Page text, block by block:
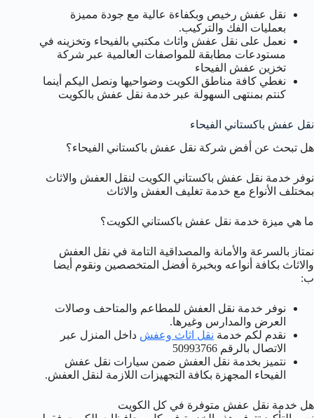
نقل عفش رخيص وبكفاءة عالية مع جودة مميزة
بعمليات الفك والتركيب.
نعمل على نقل عفش واثاث مكتبي بالفيحاء وتخزينه في
مستودعات مطابقة للمواصفات العالمية عبر شركة
تخزين عفش الفيحاء
نغطي كافة مناطق الكويت وضواحيها ونصل اليكم أينما
كنتم بمنتهى السهولة عبر خدمة نقل عفش بالكويت
نقل عفش باكستاني الفيحاء
هل تبحث عن أفض شركة نقل عفش باكستاني الفيحاء؟
نوفر خدمة نقل عفش باكستاني الكويت لنقل العفش والاثاث
بمختلف الأنواع مع خدمة تغليف العفش والاثاث
ما هي ميزة خدمة نقل عفش باكستاني الكويت؟
نمتاز بالسرعة والأمانة والمصداقية التامة في نقل العفش
والاثاث بكافة أنواعه وبخبرة أفضل المتخصصين ونقوم أيضا
ب:
نوفر خدمة نقل العفش للمطاعم والمتاحف وصالات
العرض والمدارس وغيرها.
نقدم لكم خدمة نقل اثاث وعفش داخل المنزل عبر
الاتصال بالرقم 50993766
نتميز بخدمة نقل العفش ضمن سيارات نقل عفش
الفيحاء المجهزة بكافة التجهيزات اللازمة لنقل العفش.
هل خدمة نقل عفش متوفرة في كل الكويت